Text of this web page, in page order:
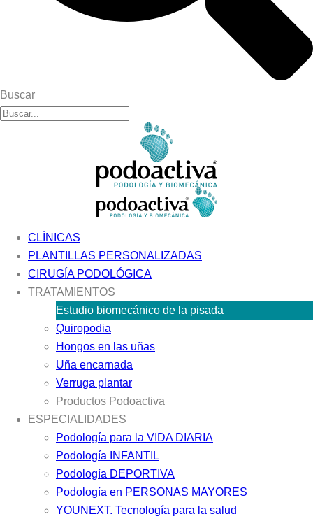
Buscar
CLÍNICAS
PLANTILLAS PERSONALIZADAS
CIRUGÍA PODOLÓGICA
TRATAMIENTOS
Estudio biomecánico de la pisada
Quiropodia
Hongos en las uñas
Uña encarnada
Verruga plantar
Productos Podoactiva
ESPECIALIDADES
Podología para la VIDA DIARIA
Podología INFANTIL
Podología DEPORTIVA
Podología en PERSONAS MAYORES
YOUNEXT. Tecnología para la salud